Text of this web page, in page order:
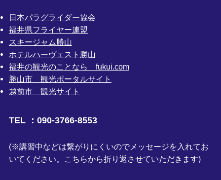
日本パラグライダー協会
福井県フライヤー連盟
スキージャム勝山
ホテルハーヴェスト勝山
福井の観光のことなら fukui.com
勝山市 観光ポータルサイト
越前市 観光サイト
TEL ：090-3766-8553
(※講習中などは繋がりにくいのでメッセージを入れてお
いてください。こちらから折り返させていただきます)